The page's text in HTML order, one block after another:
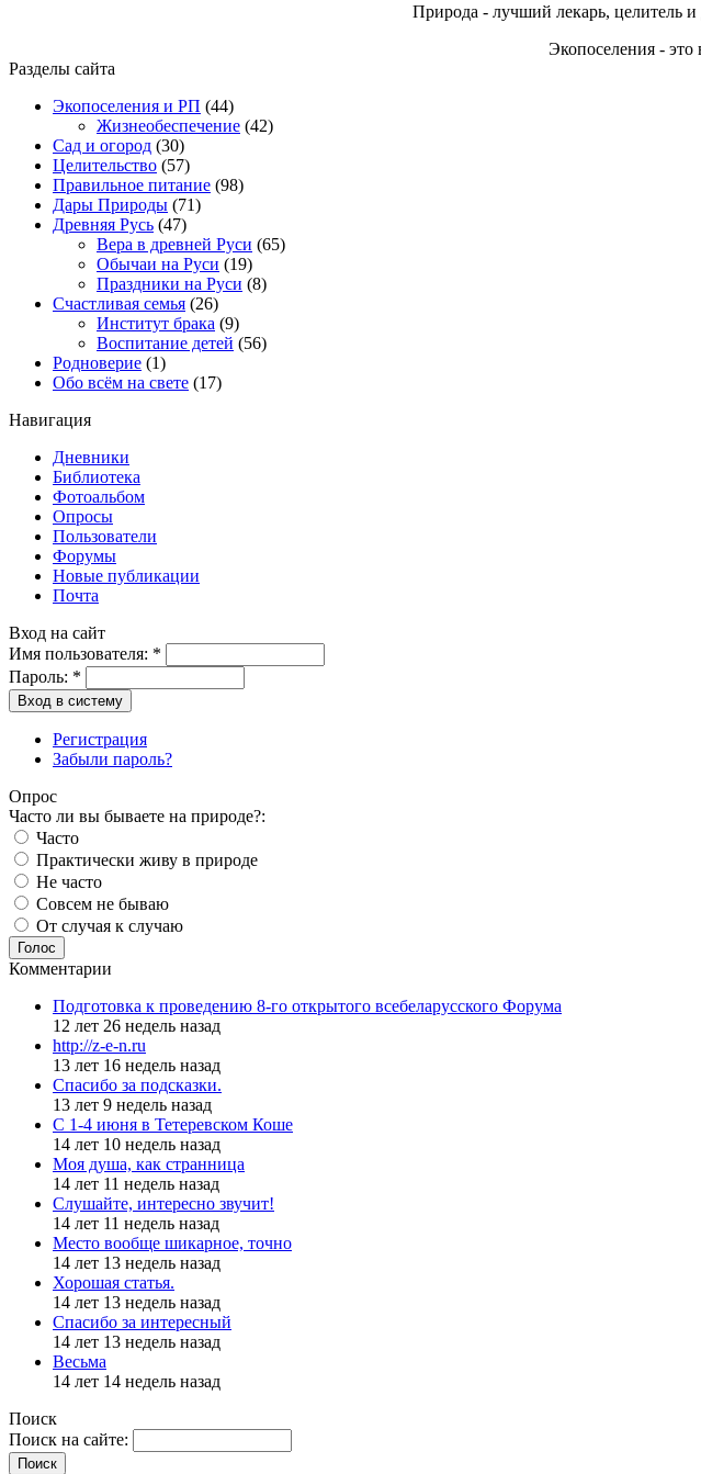
Природа - лучший лекарь, целитель
Экопоселения -
Разделы сайта
Экопоселения и РП (44)
Жизнеобеспечение (42)
Сад и огород (30)
Целительство (57)
Правильное питание (98)
Дары Природы (71)
Древняя Русь (47)
Вера в древней Руси (65)
Обычаи на Руси (19)
Праздники на Руси (8)
Счастливая семья (26)
Институт брака (9)
Воспитание детей (56)
Родноверие (1)
Обо всём на свете (17)
Навигация
Дневники
Библиотека
Фотоальбом
Опросы
Пользователи
Форумы
Новые публикации
Почта
Вход на сайт
Имя пользователя: *
Пароль: *
Вход в систему
Регистрация
Забыли пароль?
Опрос
Часто ли вы бываете на природе?:
Часто
Практически живу в природе
Не часто
Совсем не бываю
От случая к случаю
Голос
Комментарии
Подготовка к проведению 8-го открытого всебеларусского Форума
12 лет 26 недель назад
http://z-e-n.ru
13 лет 16 недель назад
Спасибо за подсказки.
13 лет 9 недель назад
С 1-4 июня в Тетеревском Коше
14 лет 10 недель назад
Моя душа, как странница
14 лет 11 недель назад
Слушайте, интересно звучит!
14 лет 11 недель назад
Место вообще шикарное, точно
14 лет 13 недель назад
Хорошая статья.
14 лет 13 недель назад
Спасибо за интересный
14 лет 13 недель назад
Весьма
14 лет 14 недель назад
Поиск
Поиск на сайте:
Поиск